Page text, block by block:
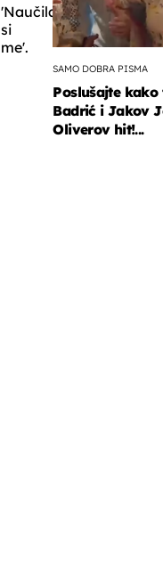
'Naučila
si
me'.
SAMO DOBRA PISMA
Poslušajte
Badrić i Jakov
Oliverov hit!...